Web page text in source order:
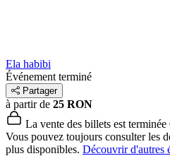
Ela habibi
Événement terminé
Partager
à partir de 25 RON
La vente des billets est terminée
Vous pouvez toujours consulter les
plus disponibles. Découvrir d'autres